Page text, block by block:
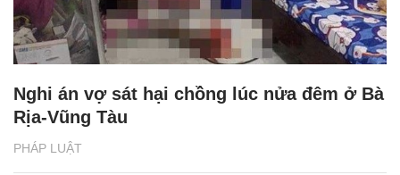
PHÁP LUẬT
Nghi án vợ sát hại chồng lúc nửa đêm ở Bà
Rịa-Vũng Tàu